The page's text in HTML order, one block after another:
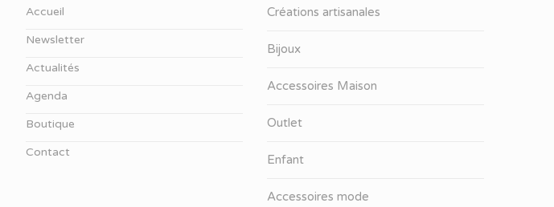
Accueil
Newsletter
Actualités
Agenda
Boutique
Contact
Créations artisanales
Bijoux
Accessoires Maison
Outlet
Enfant
Accessoires mode